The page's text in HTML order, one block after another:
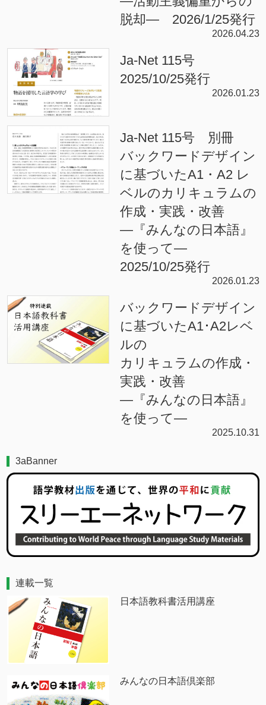
脱却— 2026/1/25発行
2026.04.23
Ja-Net 115号
2025/10/25発行
2026.01.23
Ja-Net 115号 別冊
バックワードデザイン
に基づいたA1・A2 レ
ベルのカリキュラムの
作成・実践・改善
―『みんなの日本語』
を使って―
2025/10/25発行
2026.01.23
バックワードデザイン
に基づいたA1･A2レベ
ルの
カリキュラムの作成・
実践・改善
―『みんなの日本語』
を使って―
2025.10.31
3aBanner
連載一覧
日本語教科書活用講座
みんなの日本語倶楽部